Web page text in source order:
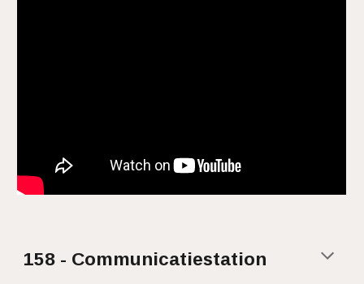
158 - Communicatiestation